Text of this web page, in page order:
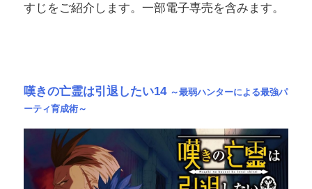
すじをご紹介します。一部電子専売を含みます。
嘆きの亡霊は引退したい14 ～最弱ハンターによる最強パ
ーティ育成術～